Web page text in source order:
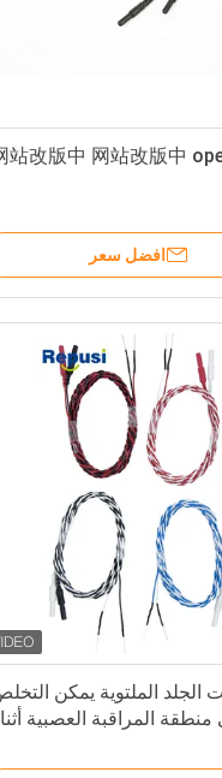
站改版中 网站改版中
افضل سعر
الجلد الملتوية يمكن
المراقبة العصبية